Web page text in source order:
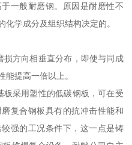
一般耐磨钢。原因是耐磨性不
学成分及组织结构决定的。
损方向相垂直分布，即使与同成
能提高一倍以上。
采用塑性的低碳钢板，可在受
复合钢板具有的抗冲击性能和
强的工况条件下，这一点是铸